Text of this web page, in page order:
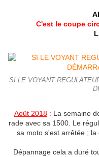
C'est le coupe
SI LE VOYANT
Août 2018 : La semaine
rade avec sa 1500. Le
sa moto s'est arrêtée ;
Dépannage cela a duré